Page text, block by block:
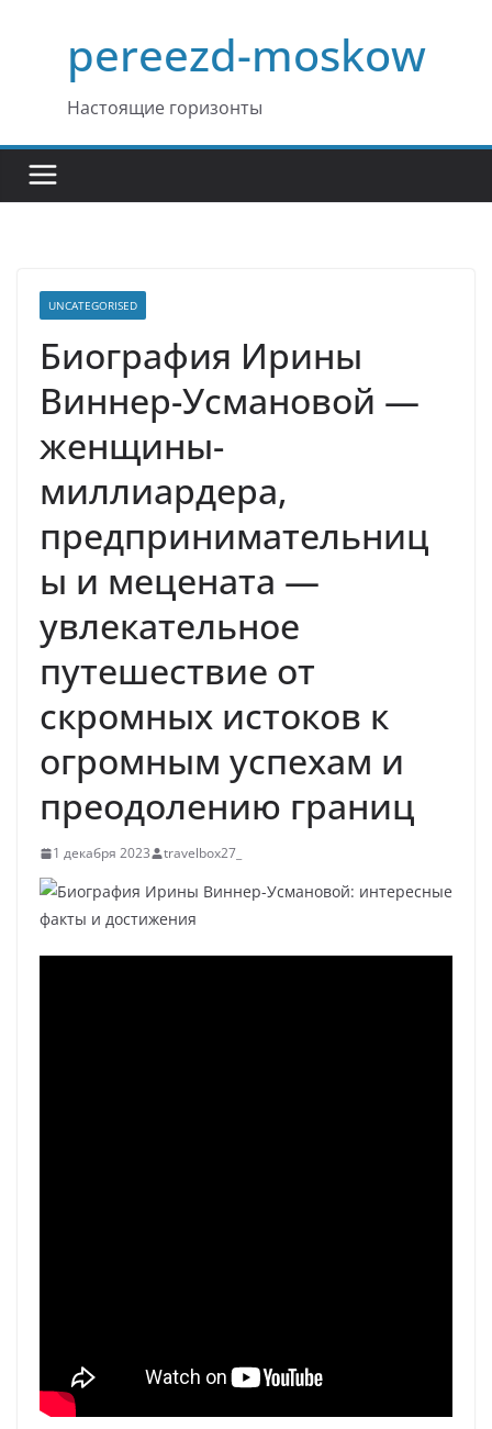
содержимомуpereezd-moskow
Настоящие горизонты
UNCATEGORISED
Биография Ирины
Виннер-Усмановой —
женщины-
миллиардера,
предпринимательниц
ы и мецената —
увлекательное
путешествие от
скромных истоков к
огромным успехам и
преодолению границ
1 декабря 2023 travelbox27_